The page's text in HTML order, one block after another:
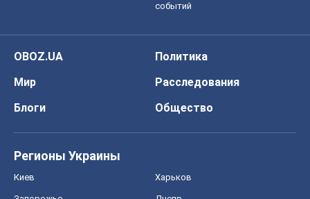
событий
OBOZ.UA
Политика
Мир
Расследования
Блоги
Общество
Регионы Украины
Киев Харьков